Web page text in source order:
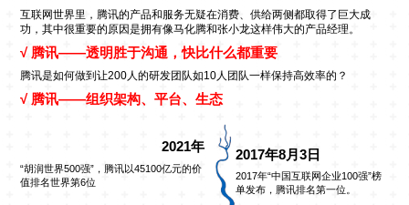
互联网世界里，腾讯的产品和服务无疑在消费、供给两侧都取得了巨大成
功，其中很重要的原因是拥有像马化腾和张小龙这样伟大的产品经理。
√ 腾讯——透明胜于沟通，快比什么都重要
腾讯是如何做到让200人的研发团队如10人团队一样保持高效率的？
√ 腾讯——组织架构、平台、生态
2021年
“胡润世界500强”，腾讯以45100亿元的价
值排名世界第6位
2017年8月3日
2017年“中国互联网企业100强”榜
单发布，腾讯排名第一位。